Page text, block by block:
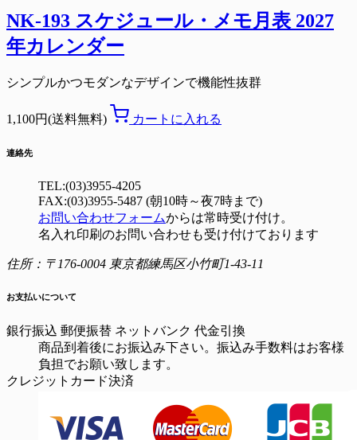
NK-193 スケジュール・メモ月表 2027
年カレンダー
シンプルかつモダンなデザインで機能性抜群
1,100円(送料無料) カートに入れる
連絡先
TEL:(03)3955-4205
FAX:(03)3955-5487 (朝10時～夜7時まで)
お問い合わせフォームからは常時受け付け。
名入れ印刷のお問い合わせも受け付けております
住所：〒176-0004 東京都練馬区小竹町1-43-11
お支払いについて
銀行振込 郵便振替 ネットバンク 代金引換
商品到着後にお振込み下さい。振込み手数料はお客様
負担でお願い致します。
クレジットカード決済